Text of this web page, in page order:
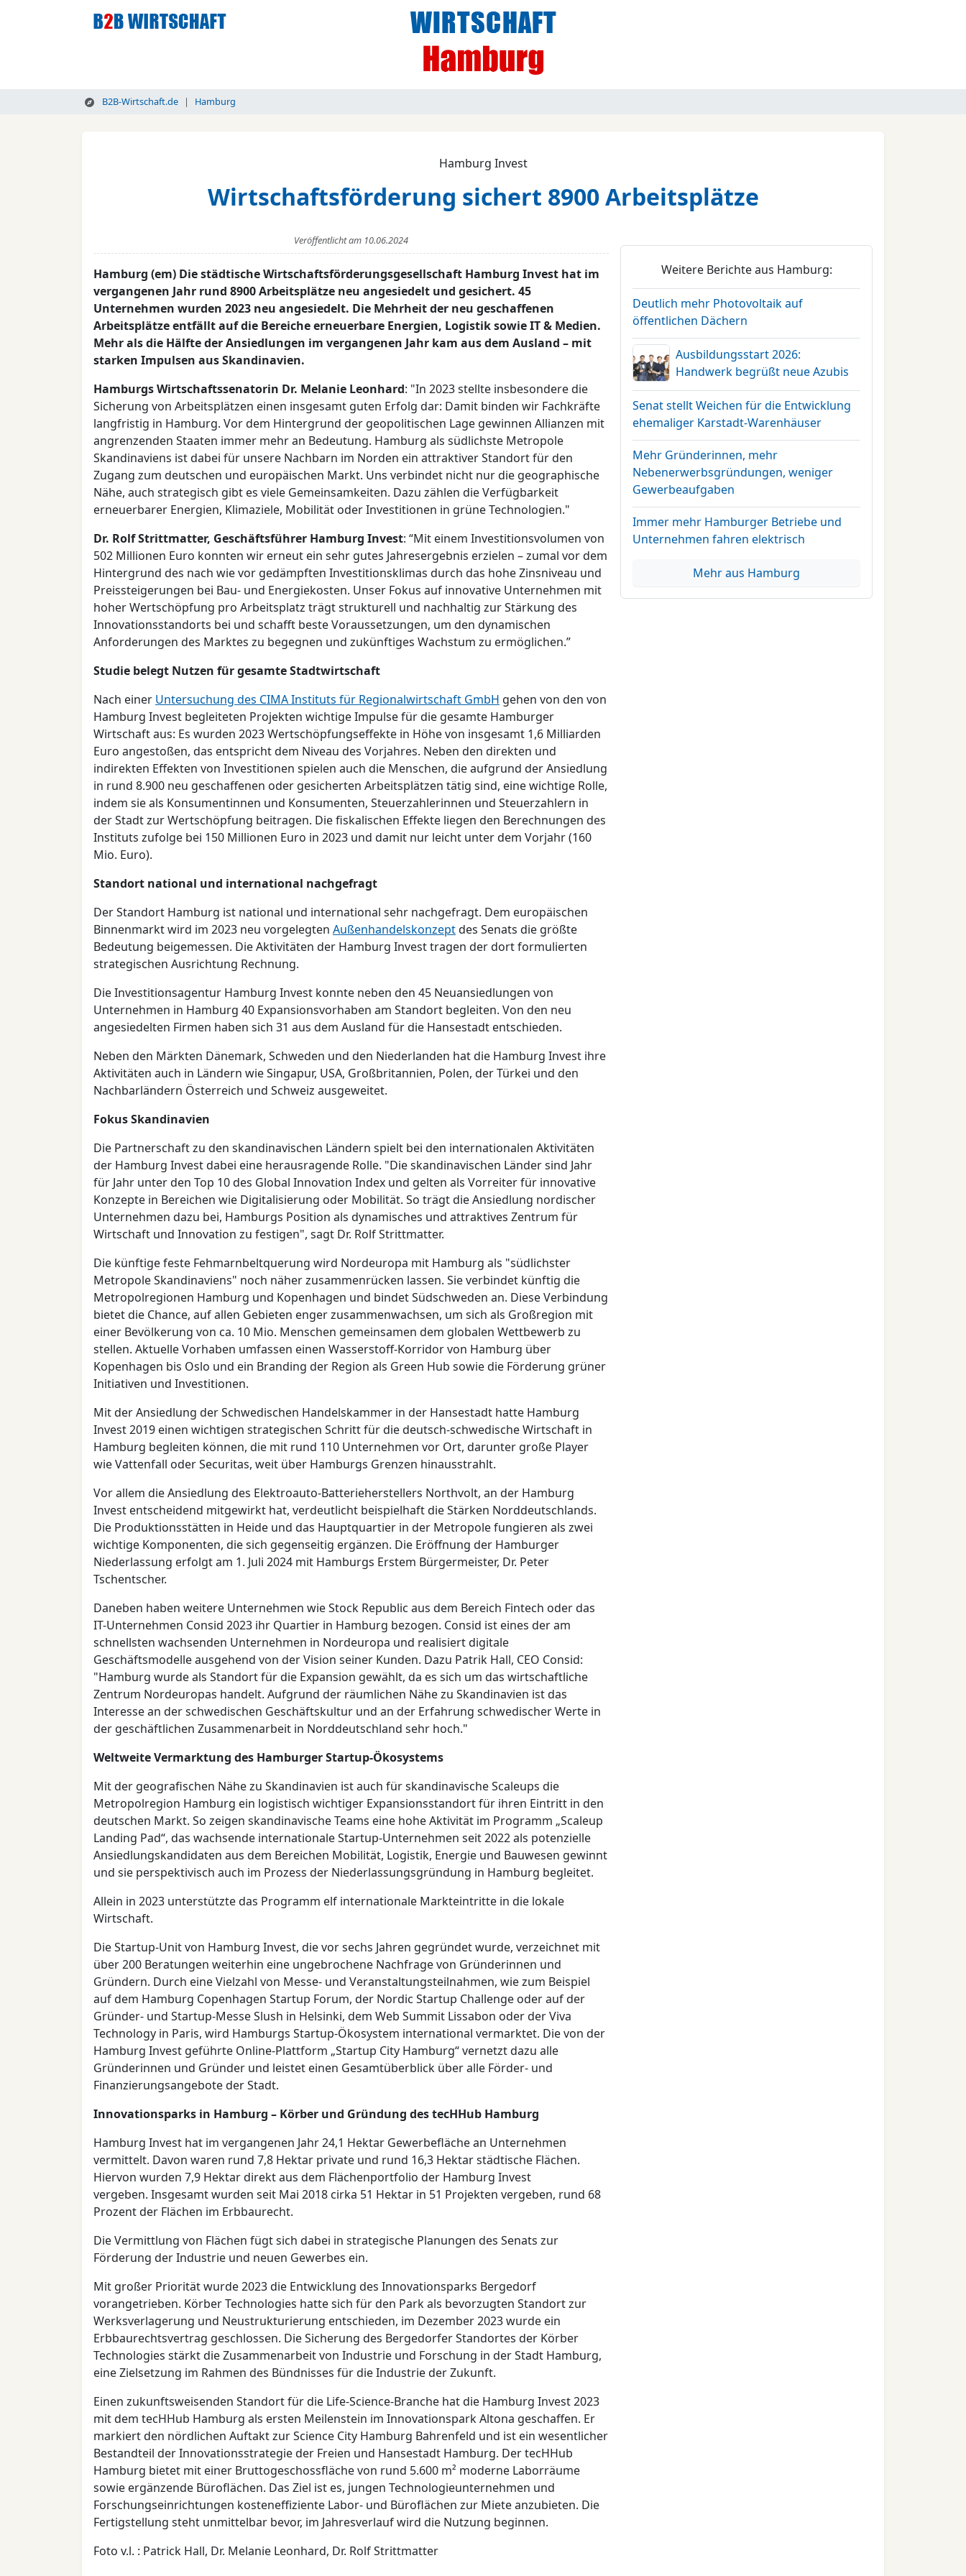
B2B-Wirtschaft.de Hamburg
Hamburg Invest
Wirtschaftsförderung sichert 8900 Arbeitsplätze
Veröffentlicht am 10.06.2024
Hamburg (em) Die städtische Wirtschaftsförderungsgesellschaft Hamburg Invest hat im
vergangenen Jahr rund 8900 Arbeitsplätze neu angesiedelt und gesichert. 45
Unternehmen wurden 2023 neu angesiedelt. Die Mehrheit der neu geschaffenen
Arbeitsplätze entfällt auf die Bereiche erneuerbare Energien, Logistik sowie IT & Medien.
Mehr als die Hälfte der Ansiedlungen im vergangenen Jahr kam aus dem Ausland – mit
starken Impulsen aus Skandinavien.
Hamburgs Wirtschaftssenatorin Dr. Melanie Leonhard: "In 2023 stellte insbesondere die
Sicherung von Arbeitsplätzen einen insgesamt guten Erfolg dar: Damit binden wir Fachkräfte
langfristig in Hamburg. Vor dem Hintergrund der geopolitischen Lage gewinnen Allianzen mit
angrenzenden Staaten immer mehr an Bedeutung. Hamburg als südlichste Metropole
Skandinaviens ist dabei für unsere Nachbarn im Norden ein attraktiver Standort für den
Zugang zum deutschen und europäischen Markt. Uns verbindet nicht nur die geographische
Nähe, auch strategisch gibt es viele Gemeinsamkeiten. Dazu zählen die Verfügbarkeit
erneuerbarer Energien, Klimaziele, Mobilität oder Investitionen in grüne Technologien."
Dr. Rolf Strittmatter, Geschäftsführer Hamburg Invest: “Mit einem Investitionsvolumen von
502 Millionen Euro konnten wir erneut ein sehr gutes Jahresergebnis erzielen – zumal vor dem
Hintergrund des nach wie vor gedämpften Investitionsklimas durch das hohe Zinsniveau und
Preissteigerungen bei Bau- und Energiekosten. Unser Fokus auf innovative Unternehmen mit
hoher Wertschöpfung pro Arbeitsplatz trägt strukturell und nachhaltig zur Stärkung des
Innovationsstandorts bei und schafft beste Voraussetzungen, um den dynamischen
Anforderungen des Marktes zu begegnen und zukünftiges Wachstum zu ermöglichen.”
Studie belegt Nutzen für gesamte Stadtwirtschaft
Nach einer Untersuchung des CIMA Instituts für Regionalwirtschaft GmbH gehen von den von
Hamburg Invest begleiteten Projekten wichtige Impulse für die gesamte Hamburger
Wirtschaft aus: Es wurden 2023 Wertschöpfungseffekte in Höhe von insgesamt 1,6 Milliarden
Euro angestoßen, das entspricht dem Niveau des Vorjahres. Neben den direkten und
indirekten Effekten von Investitionen spielen auch die Menschen, die aufgrund der Ansiedlung
in rund 8.900 neu geschaffenen oder gesicherten Arbeitsplätzen tätig sind, eine wichtige Rolle,
indem sie als Konsumentinnen und Konsumenten, Steuerzahlerinnen und Steuerzahlern in
der Stadt zur Wertschöpfung beitragen. Die fiskalischen Effekte liegen den Berechnungen des
Instituts zufolge bei 150 Millionen Euro in 2023 und damit nur leicht unter dem Vorjahr (160
Mio. Euro).
Standort national und international nachgefragt
Der Standort Hamburg ist national und international sehr nachgefragt. Dem europäischen
Binnenmarkt wird im 2023 neu vorgelegten Außenhandelskonzeptdes Senats die größte
Bedeutung beigemessen. Die Aktivitäten der Hamburg Invest tragen der dort formulierten
strategischen Ausrichtung Rechnung.
Die Investitionsagentur Hamburg Invest konnte neben den 45 Neuansiedlungen von
Unternehmen in Hamburg 40 Expansionsvorhaben am Standort begleiten. Von den neu
angesiedelten Firmen haben sich 31 aus dem Ausland für die Hansestadt entschieden.
Neben den Märkten Dänemark, Schweden und den Niederlanden hat die Hamburg Invest ihre
Aktivitäten auch in Ländern wie Singapur, USA, Großbritannien, Polen, der Türkei und den
Nachbarländern Österreich und Schweiz ausgeweitet.
Fokus Skandinavien
Die Partnerschaft zu den skandinavischen Ländern spielt bei den internationalen Aktivitäten
der Hamburg Invest dabei eine herausragende Rolle. "Die skandinavischen Länder sind Jahr
für Jahr unter den Top 10 des Global Innovation Index und gelten als Vorreiter für innovative
Konzepte in Bereichen wie Digitalisierung oder Mobilität. So trägt die Ansiedlung nordischer
Unternehmen dazu bei, Hamburgs Position als dynamisches und attraktives Zentrum für
Wirtschaft und Innovation zu festigen", sagt Dr. Rolf Strittmatter.
Die künftige feste Fehmarnbeltquerung wird Nordeuropa mit Hamburg als "südlichster
Metropole Skandinaviens" noch näher zusammenrücken lassen. Sie verbindet künftig die
Metropolregionen Hamburg und Kopenhagen und bindet Südschweden an. Diese Verbindung
bietet die Chance, auf allen Gebieten enger zusammenwachsen, um sich als Großregion mit
einer Bevölkerung von ca. 10 Mio. Menschen gemeinsamen dem globalen Wettbewerb zu
stellen. Aktuelle Vorhaben umfassen einen Wasserstoff-Korridor von Hamburg über
Kopenhagen bis Oslo und ein Branding der Region als Green Hub sowie die Förderung grüner
Initiativen und Investitionen.
Mit der Ansiedlung der Schwedischen Handelskammer in der Hansestadt hatte Hamburg
Invest 2019 einen wichtigen strategischen Schritt für die deutsch-schwedische Wirtschaft in
Hamburg begleiten können, die mit rund 110 Unternehmen vor Ort, darunter große Player
wie Vattenfall oder Securitas, weit über Hamburgs Grenzen hinausstrahlt.
Vor allem die Ansiedlung des Elektroauto-Batterieherstellers Northvolt, an der Hamburg
Invest entscheidend mitgewirkt hat, verdeutlicht beispielhaft die Stärken Norddeutschlands.
Die Produktionsstätten in Heide und das Hauptquartier in der Metropole fungieren als zwei
wichtige Komponenten, die sich gegenseitig ergänzen. Die Eröffnung der Hamburger
Niederlassung erfolgt am 1. Juli 2024 mit Hamburgs Erstem Bürgermeister, Dr. Peter
Tschentscher.
Daneben haben weitere Unternehmen wie Stock Republic aus dem Bereich Fintech oder das
IT-Unternehmen Consid 2023 ihr Quartier in Hamburg bezogen. Consid ist eines der am
schnellsten wachsenden Unternehmen in Nordeuropa und realisiert digitale
Geschäftsmodelle ausgehend von der Vision seiner Kunden. Dazu Patrik Hall, CEO Consid:
"Hamburg wurde als Standort für die Expansion gewählt, da es sich um das wirtschaftliche
Zentrum Nordeuropas handelt. Aufgrund der räumlichen Nähe zu Skandinavien ist das
Interesse an der schwedischen Geschäftskultur und an der Erfahrung schwedischer Werte in
der geschäftlichen Zusammenarbeit in Norddeutschland sehr hoch."
Weltweite Vermarktung des Hamburger Startup-Ökosystems
Mit der geografischen Nähe zu Skandinavien ist auch für skandinavische Scaleups die
Metropolregion Hamburg ein logistisch wichtiger Expansionsstandort für ihren Eintritt in den
deutschen Markt. So zeigen skandinavische Teams eine hohe Aktivität im Programm „Scaleup
Landing Pad“, das wachsende internationale Startup-Unternehmen seit 2022 als potenzielle
Ansiedlungskandidaten aus dem Bereichen Mobilität, Logistik, Energie und Bauwesen gewinnt
und sie perspektivisch auch im Prozess der Niederlassungsgründung in Hamburg begleitet.
Allein in 2023 unterstützte das Programm elf internationale Markteintritte in die lokale
Wirtschaft.
Die Startup-Unit von Hamburg Invest, die vor sechs Jahren gegründet wurde, verzeichnet mit
über 200 Beratungen weiterhin eine ungebrochene Nachfrage von Gründerinnen und
Gründern. Durch eine Vielzahl von Messe- und Veranstaltungsteilnahmen, wie zum Beispiel
auf dem Hamburg Copenhagen Startup Forum, der Nordic Startup Challenge oder auf der
Gründer- und Startup-Messe Slush in Helsinki, dem Web Summit Lissabon oder der Viva
Technology in Paris, wird Hamburgs Startup-Ökosystem international vermarktet. Die von der
Hamburg Invest geführte Online-Plattform „Startup City Hamburg“ vernetzt dazu alle
Gründerinnen und Gründer und leistet einen Gesamtüberblick über alle Förder- und
Finanzierungsangebote der Stadt.
Innovationsparks in Hamburg – Körber und Gründung des tecHHub Hamburg
Hamburg Invest hat im vergangenen Jahr 24,1 Hektar Gewerbefläche an Unternehmen
vermittelt. Davon waren rund 7,8 Hektar private und rund 16,3 Hektar städtische Flächen.
Hiervon wurden 7,9 Hektar direkt aus dem Flächenportfolio der Hamburg Invest
vergeben. Insgesamt wurden seit Mai 2018 cirka 51 Hektar in 51 Projekten vergeben, rund 68
Prozent der Flächen im Erbbaurecht.
Die Vermittlung von Flächen fügt sich dabei in strategische Planungen des Senats zur
Förderung der Industrie und neuen Gewerbes ein.
Mit großer Priorität wurde 2023 die Entwicklung des Innovationsparks Bergedorf
vorangetrieben. Körber Technologies hatte sich für den Park als bevorzugten Standort zur
Werksverlagerung und Neustrukturierung entschieden, im Dezember 2023 wurde ein
Erbbaurechtsvertrag geschlossen. Die Sicherung des Bergedorfer Standortes der Körber
Technologies stärkt die Zusammenarbeit von Industrie und Forschung in der Stadt Hamburg,
eine Zielsetzung im Rahmen des Bündnisses für die Industrie der Zukunft.
Einen zukunftsweisenden Standort für die Life-Science-Branche hat die Hamburg Invest 2023
mit dem tecHHub Hamburg als ersten Meilenstein im Innovationspark Altona geschaffen. Er
markiert den nördlichen Auftakt zur Science City Hamburg Bahrenfeld und ist ein wesentlicher
Bestandteil der Innovationsstrategie der Freien und Hansestadt Hamburg. Der tecHHub
Hamburg bietet mit einer Bruttogeschossfläche von rund 5.600 m² moderne Laborräume
sowie ergänzende Büroflächen. Das Ziel ist es, jungen Technologieunternehmen und
Forschungseinrichtungen kosteneffiziente Labor- und Büroflächen zur Miete anzubieten. Die
Fertigstellung steht unmittelbar bevor, im Jahresverlauf wird die Nutzung beginnen.
Foto v.l. : Patrick Hall, Dr. Melanie Leonhard, Dr. Rolf Strittmatter
Weitere Berichte aus Hamburg:
Deutlich mehr Photovoltaik auf
öffentlichen Dächern
Ausbildungsstart 2026:
Handwerk begrüßt neue Azubis
Senat stellt Weichen für die Entwicklung
ehemaliger Karstadt-Warenhäuser
Mehr Gründerinnen, mehr
Nebenerwerbsgründungen, weniger
Gewerbeaufgaben
Immer mehr Hamburger Betriebe und
Unternehmen fahren elektrisch
Mehr aus Hamburg